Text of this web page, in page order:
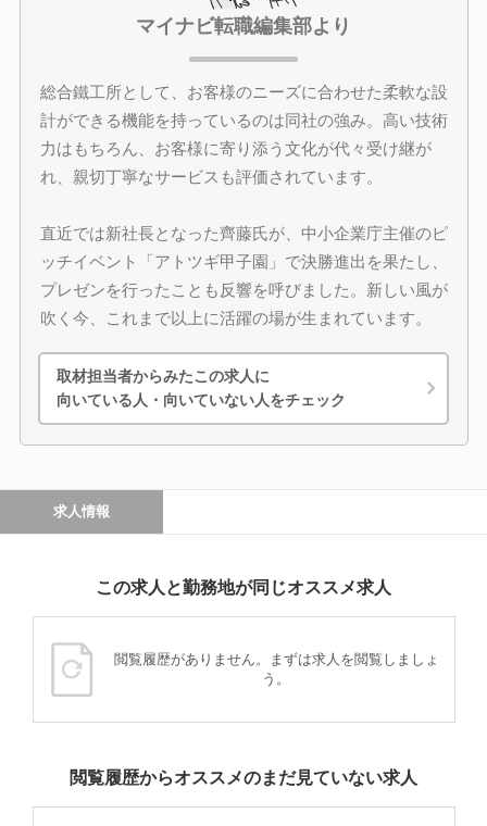
マイナビ転職編集部より
総合鐵工所として、お客様のニーズに合わせた柔軟な設
計ができる機能を持っているのは同社の強み。高い技術
力はもちろん、お客様に寄り添う文化が代々受け継が
れ、親切丁寧なサービスも評価されています。
直近では新社長となった齊藤氏が、中小企業庁主催のピ
ッチイベント「アトツギ甲子園」で決勝進出を果たし、
プレゼンを行ったことも反響を呼びました。新しい風が
吹く今、これまで以上に活躍の場が生まれています。
取材担当者からみたこの求人に
向いている人・向いていない人をチェック
求人情報
この求人と勤務地が同じオススメ求人
閲覧履歴がありません。まずは求人を閲覧しましょ
う。
閲覧履歴からオススメのまだ見ていない求人